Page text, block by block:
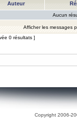
Auteur
Aucun
Afficher les messages
0 résultats ]
Copyright 2006-